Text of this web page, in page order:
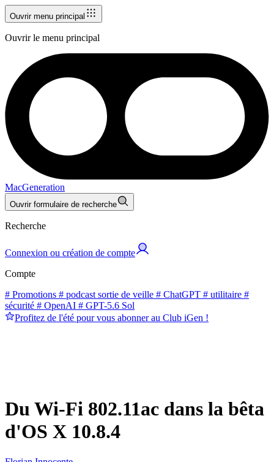
Ouvrir menu principal
Ouvrir le menu principal
MacGeneration
Ouvrir formulaire de recherche
Recherche
Connexion ou création de compte
Compte
# Promotions # podcast sortie de veille # ChatGPT # utilitaire #
sécurité # OpenAI # GPT-5.6 Sol
Profitez de l'été pour vous abonner au Club iGen !
Du Wi-Fi 802.11ac dans la bêta
d'OS X 10.8.4